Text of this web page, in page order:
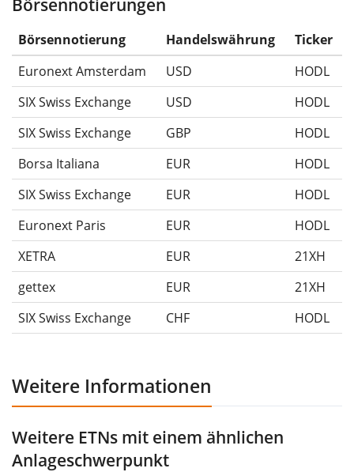
Die Wertentwicklungsangaben für ETFs beinhalten
Ausschüttungen (falls vorhanden).
Börsennotierungen
Börsennotierung Handelswährung
Ticker
Euronext Amsterdam
USD
HODL
SIX Swiss Exchange
USD
HODL
SIX Swiss Exchange
GBP
HODL
Borsa Italiana
EUR
HODL
SIX Swiss Exchange
EUR
HODL
Euronext Paris
EUR
HODL
XETRA
EUR
21XH
gettex
EUR
21XH
SIX Swiss Exchange
CHF HODL
Weitere Informationen
Weitere ETNs mit einem ähnlichen
Anlageschwerpunkt